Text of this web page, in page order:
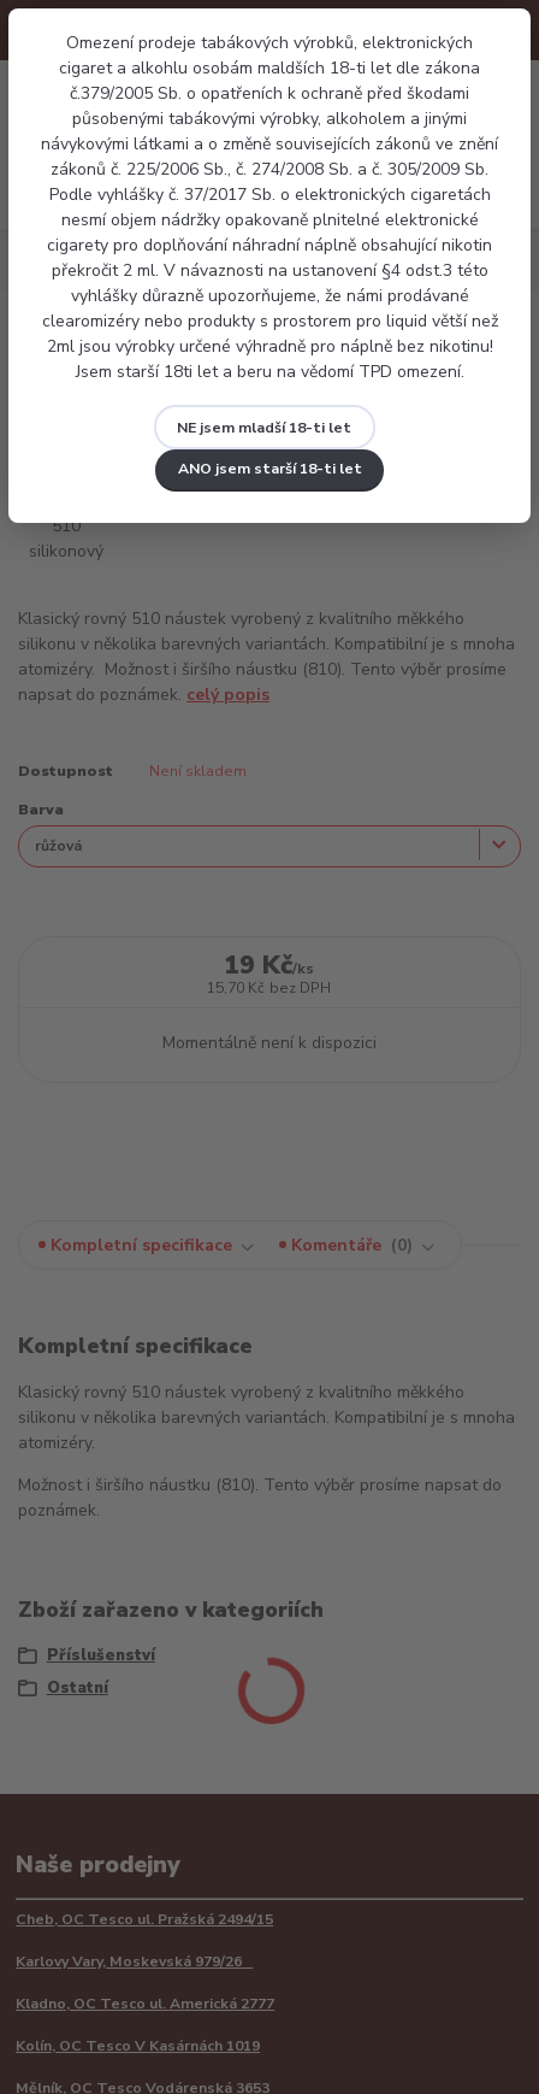
Omezení prodeje tabákových výrobků, elektronických
cigaret a alkohlu osobám maldších 18-ti let dle zákona
č.379/2005 Sb. o opatřeních k ochraně před škodami
působenými tabákovými výrobky, alkoholem a jinými
návykovými látkami a o změně souvisejících zákonů ve znění
zákonů č. 225/2006 Sb., č. 274/2008 Sb. a č. 305/2009 Sb.
Podle vyhlášky č. 37/2017 Sb. o elektronických cigaretách
nesmí objem nádržky opakovaně plnitelné elektronické
cigarety pro doplňování náhradní náplně obsahující nikotin
překročit 2 ml. V návaznosti na ustanovení §4 odst.3 této
vyhlášky důrazně upozorňujeme, že námi prodávané
clearomizéry nebo produkty s prostorem pro liquid větší než
2ml jsou výrobky určené výhradně pro náplně bez nikotinu!
Jsem starší 18ti let a beru na vědomí TPD omezení.
NE jsem mladší 18-ti let
ANO jsem starší 18-ti let
Menu
0 Kč
Příslušenství Náustek 510 silikonový
Náustek 510 silikonový
Klasický rovný 510 náustek vyrobený z kvalitního měkkého
silikonu v několika barevných variantách. Kompatibilní je s mnoha
atomizéry. Možnost i širšího náustku (810). Tento výběr prosíme
napsat do poznámek. celý popis
Dostupnost Není skladem
Barva
19 Kč/ks
15,70 Kč bez DPH
Momentálně není k dispozici
Kompletní specifikace Komentáře 0
Kompletní specifikace
Klasický rovný 510 náustek vyrobený z kvalitního měkkého
silikonu v několika barevných variantách. Kompatibilní je s mnoha
atomizéry.
Možnost i širšího náustku (810). Tento výběr prosíme napsat do
poznámek.
Zboží zařazeno v kategoriích
Příslušenství
Ostatní
Naše prodejny
Cheb, OC Tesco ul. Pražská 2494/15
Karlovy Vary, Moskevská 979/26
Kladno, OC Tesco ul. Americká 2777
Kolín, OC Tesco V Kasárnách 1019
Mělník, OC Tesco Vodárenská 3653